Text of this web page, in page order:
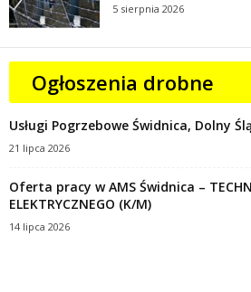
5 sierpnia 2026
Ogłoszenia drobne
Usługi Pogrzebowe Świdnica, Dolny
21 lipca 2026
Oferta pracy w AMS Świdnica –
ELEKTRYCZNEGO (K/M)
14 lipca 2026